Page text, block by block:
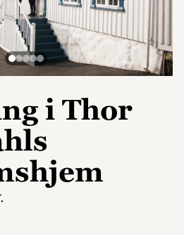
i Thor